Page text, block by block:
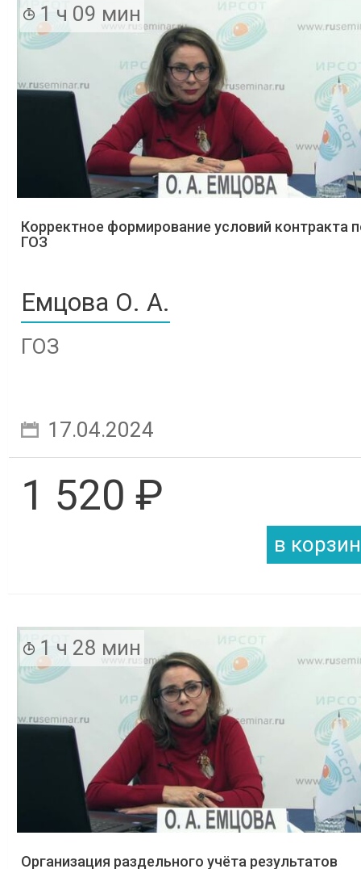
1 ч 09 мин
Корректное формирование условий контракта
ГОЗ
Емцова О. А.
ГОЗ
17.04.2024
1 520 ₽
1 ч 28 мин
Организация раздельного учёта результатов